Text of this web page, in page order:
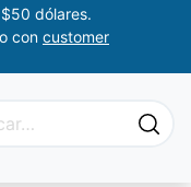
dólares.
con customer